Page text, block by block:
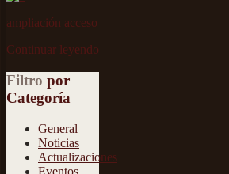
ampliación acceso
Continuar leyendo
Filtro por
Categoría
General
Noticias
Actualizaciones
Eventos